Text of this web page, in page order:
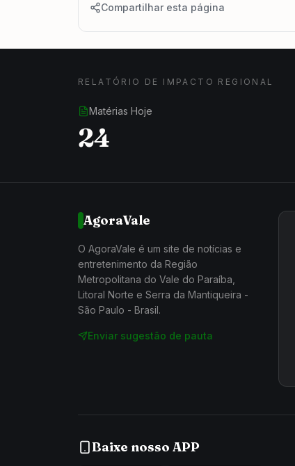
Compartilhar esta página
RELATÓRIO DE IMPACTO REGIONAL
Matérias Hoje
24
AgoraVale
O AgoraVale é um site de notícias e
entretenimento da Região
Metropolitana do Vale do Paraíba,
Litoral Norte e Serra da Mantiqueira -
São Paulo - Brasil.
Enviar sugestão de pauta
Baixe nosso APP